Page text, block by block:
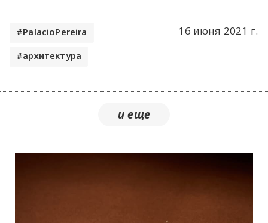
16 июня 2021 г.
PalacioPereira
архитектура